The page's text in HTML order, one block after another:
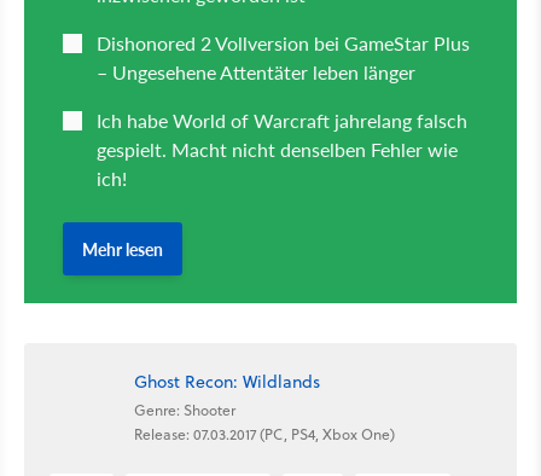
Ghost Recon: Wildlands
Genre: Shooter
Release: 07.03.2017 (PC, PS4, Xbox One)